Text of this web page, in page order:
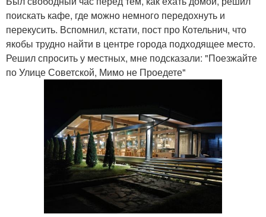
поискать кафе, где можно немного передохнуть и
перекусить. Вспомнил, кстати, пост про Котельнич, что
якобы трудно найти в центре города подходящее место.
Решил спросить у местных, мне подсказали: "Поезжайте
по Улице Советской, Мимо не Проедете"